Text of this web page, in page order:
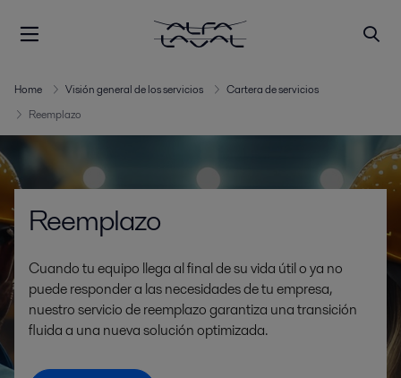
Home Visión general de los servicios
Cartera de servicios
Reemplazo
Reemplazo
Cuando tu equipo llega al final de su vida útil o ya no
puede responder a las necesidades de tu empresa,
nuestro servicio de reemplazo garantiza una transición
fluida a una nueva solución optimizada.